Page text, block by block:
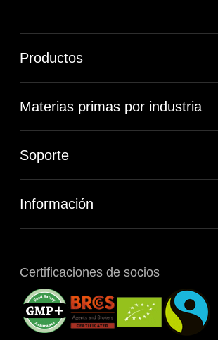
Productos
Materias primas por industria
Soporte
Información
Certificaciones de socios